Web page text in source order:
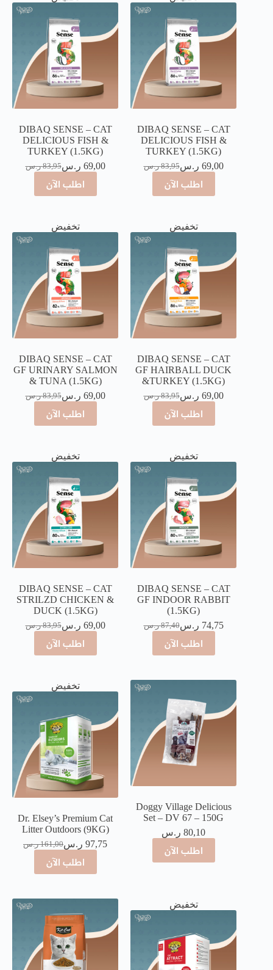
DIBAQ SENSE – CAT
DELICIOUS FISH &
TURKEY (1.5KG)
83,95 ر.س 69,00 ر.س
اطلب الآن
DIBAQ SENSE – CAT
DELICIOUS FISH &
TURKEY (1.5KG)
83,95 ر.س 69,00 ر.س
اطلب الآن
تخفيض
DIBAQ SENSE – CAT
GF HAIRBALL DUCK
&TURKEY (1.5KG)
83,95 ر.س 69,00 ر.س
اطلب الآن
تخفيض
DIBAQ SENSE – CAT
GF URINARY SALMON
& TUNA (1.5KG)
83,95 ر.س 69,00 ر.س
اطلب الآن
تخفيض
DIBAQ SENSE – CAT
GF INDOOR RABBIT
(1.5KG)
87,40 ر.س 74,75 ر.س
اطلب الآن
تخفيض
DIBAQ SENSE – CAT
STRILZD CHICKEN &
DUCK (1.5KG)
83,95 ر.س 69,00 ر.س
اطلب الآن
Doggy Village Delicious
Set – DV 67 – 150G
80,10 ر.س
اطلب الآن
تخفيض
Dr. Elsey’s Premium Cat
Litter Outdoors (9KG)
161,00 ر.س 97,75 ر.س
اطلب الآن
تخفيض